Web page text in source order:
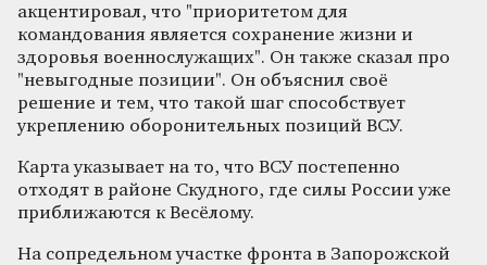
акцентировал, что "приоритетом для
командования является сохранение жизни и
здоровья военнослужащих". Он также сказал про
"невыгодные позиции". Он объяснил своё
решение и тем, что такой шаг способствует
укреплению оборонительных позиций ВСУ.
Карта указывает на то, что ВСУ постепенно
отходят в районе Скудного, где силы России уже
приближаются к Весёлому.
На сопредельном участке фронта в Запорожской